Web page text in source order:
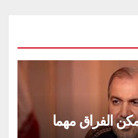
الفراق مهما